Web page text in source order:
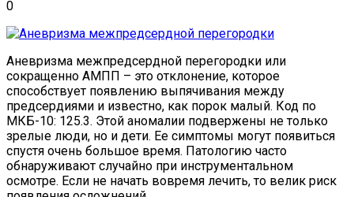
0
Аневризма межпредсердной перегородки или
сокращенно АМПП – это отклонение, которое
способствует появлению выпячивания между
предсердиями и известно, как порок малый. Код по
МКБ-10: 125.3. Этой аномалии подвержены не только
зрелые люди, но и дети. Ее симптомы могут появиться
спустя очень большое время. Патологию часто
обнаруживают случайно при инструментальном
осмотре. Если не начать вовремя лечить, то велик риск